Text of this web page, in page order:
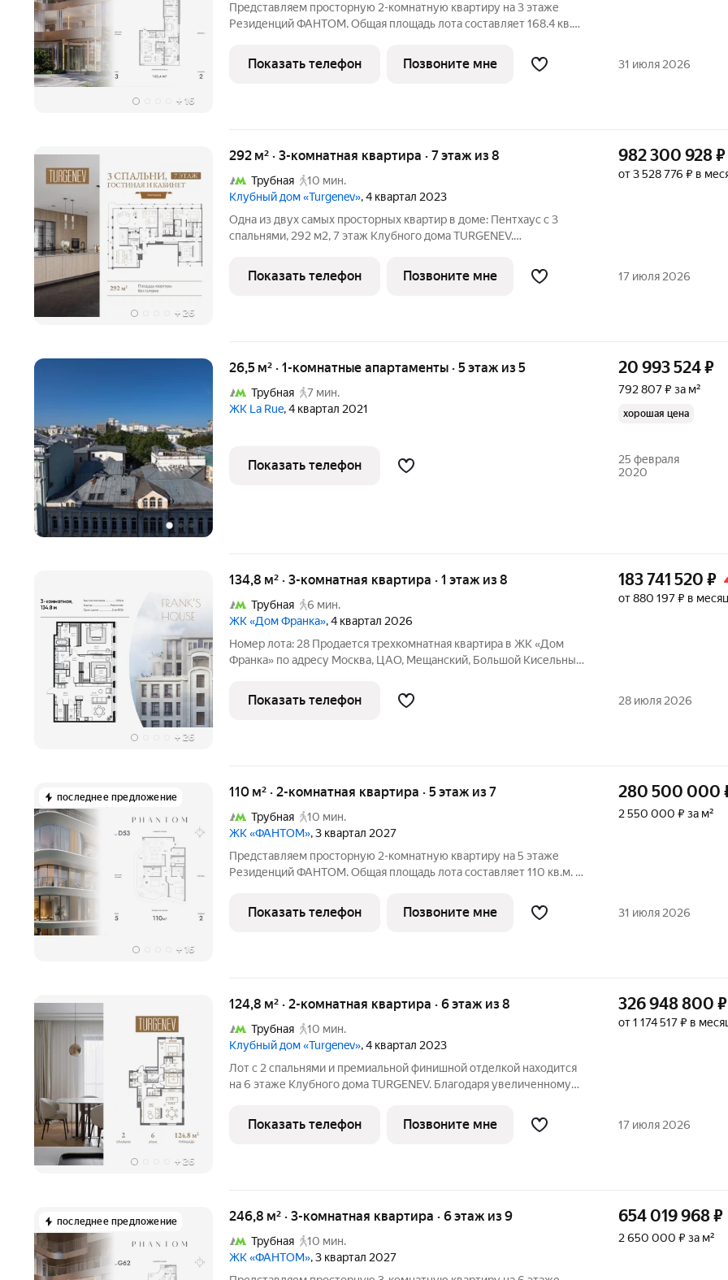
+ 16
Представляем просторную 2-комнатную квартиру на 3 этаже
Резиденций ФАНТОМ. Общая площадь лота составляет 168.4 кв.м.
кухню-гостиную и гостевой санузел. В квартире выполнена
финишная отделка с
Показать телефон Позвоните мне 31 июля 2026
+ 26
292 м² · 3-комнатная квартира · 7 этаж из 8
Трубная
10 мин.
Клубный дом «Turgenev», 4 квартал 2023
Одна из двух самых просторных квартир в доме: Пентхаус с 3
спальнями, 292 м2, 7 этаж Клубного дома TURGENEV.
премиальная финишная отделка, 2 дровяных камина (в гостиной и
в одной из спален), 2 входа в
982 300 928₽
от 3 528 776 ₽ в
Показать телефон Позвоните мне 17 июля 2026
26,5 м² · 1-комнатные апартаменты · 5 этаж из 5
Трубная
7 мин.
ЖК La Rue, 4 квартал 2021
20 993 524₽
792 807 ₽ за м²
хорошая цена
Показать телефон
25 февраля
2020
+ 26
134,8 м² · 3-комнатная квартира · 1 этаж из 8
Трубная
6 мин.
ЖК «Дом Франка», 4 квартал 2026
Номер лота: 28 Продается трехкомнатная квартира в ЖК «Дом
Франка» по адресу Москва, ЦАО, Мещанский, Большой Кисельный
этаж 1. Стоимость квартиры - 183 741 521 р. Представляем вашему
183 741 520 ₽
от 880 197 ₽ в месяц
Показать телефон 28 июля 2026
последнее предложение
+ 16
110 м² · 2-комнатная квартира · 5 этаж из 7
Трубная
10 мин.
ЖК «ФАНТОМ», 3 квартал 2027
Представляем просторную 2-комнатную квартиру на 5 этаже
Резиденций ФАНТОМ. Общая площадь лота составляет 110 кв.м. и
гостиную и гостевой санузел. В квартире выполнена финишная
отделка с
280 500 000
2 550 000 ₽ за м²
Показать телефон Позвоните мне 31 июля 2026
+ 26
124,8 м² · 2-комнатная квартира · 6 этаж из 8
Трубная
10 мин.
Клубный дом «Turgenev», 4 квартал 2023
Лот с 2 спальнями и премиальной финишной отделкой находится
на 6 этаже Клубного дома TURGENEV. Благодаря увеличенному
(53,82 м2), в квартире обилие естественного света. Панорамные
окна выходят
326 948 800 ₽
от 1 174 517 ₽ в
Показать телефон Позвоните мне 17 июля 2026
последнее предложение 246,8 м² · 3-комнатная квартира · 6 этаж из 9
Трубная
10 мин.
ЖК «ФАНТОМ», 3 квартал 2027
654 019 968₽
2 650 000 ₽ за м²